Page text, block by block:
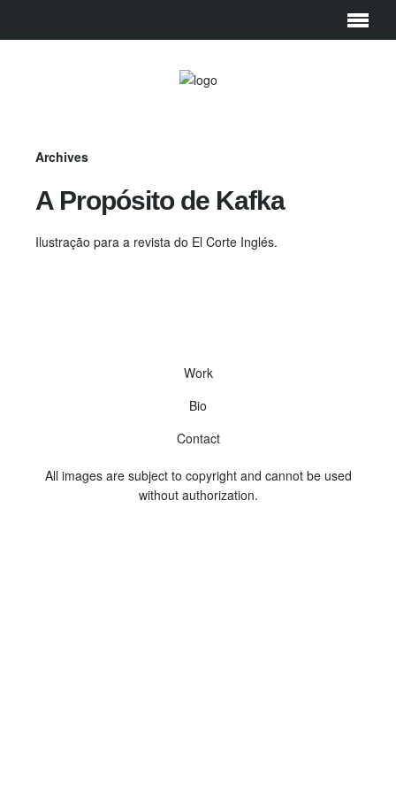
Archives
A Propósito de Kafka
Ilustração para a revista do El Corte Inglés.
Work
Bio
Contact
All images are subject to copyright and cannot be used
without authorization.